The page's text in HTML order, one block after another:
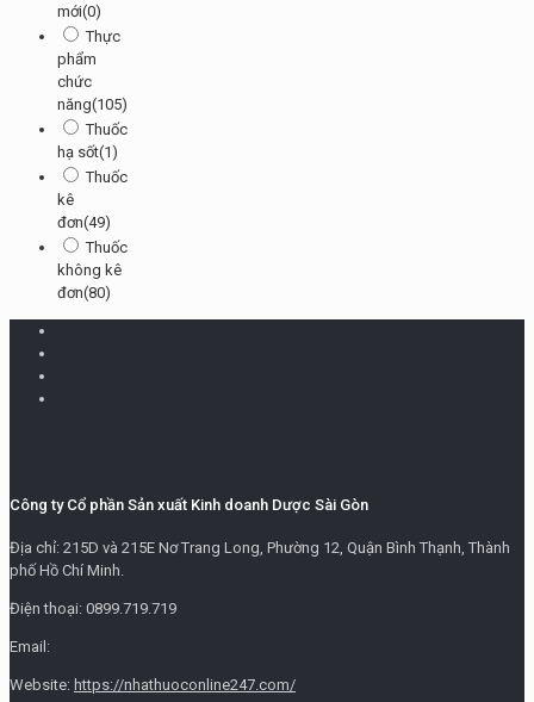
mới(0)
Thực
phẩm
chức
năng(105)
Thuốc
hạ sốt(1)
Thuốc
kê
đơn(49)
Thuốc
không kê
đơn(80)
Công ty Cổ phần Sản xuất Kinh doanh Dược Sài Gòn
Địa chỉ: 215D và 215E Nơ Trang Long, Phường 12, Quận Bình Thạnh, Thành
phố Hồ Chí Minh.
Điện thoại: 0899.719.719
Email:
Website: https://nhathuoconline247.com/